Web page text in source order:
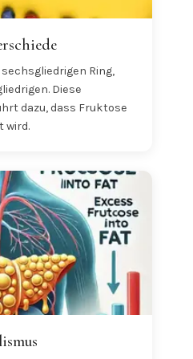
Ring,
Diese
dazu, dass Fruktose
wird.